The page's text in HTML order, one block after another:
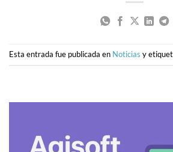
Esta entrada fue publicada en Noticias y